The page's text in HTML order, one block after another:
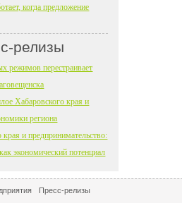
когда предложение
релизы
режимов перестраивает
Хабаровского края и
региона
и предпринимательство:
экономический потенциал
Пресс-релизы